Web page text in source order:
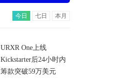
今日 七日 本月
URXR One上线
Kickstarter后24小时内
筹款突破59万美元